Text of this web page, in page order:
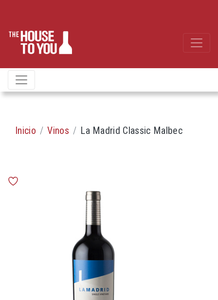
Inicio Vinos La Madrid Classic Malbec